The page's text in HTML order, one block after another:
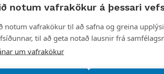
notum vafrakökur á þessari
notum vafrakökur til að safna og greina
til að geta notað lausnir frá
um vafrakökur
um niðurstöður
og í samræmi við starfsleyfi PCC